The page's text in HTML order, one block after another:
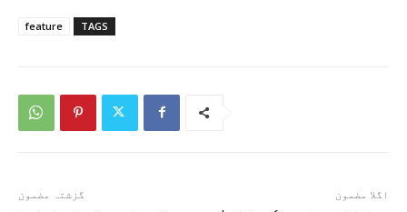
TAGS
feature
گزشتہ مضمون اگلا مضمون